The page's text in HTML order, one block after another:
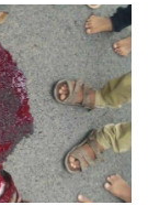
اليمن
يجري
العمل
عليها
بشكل
سري
بين
الامارات
والسعودية.
الانفلات
الأمني
يتصاعد
..
مقتل
جندي
وسط
مدينة
تعز